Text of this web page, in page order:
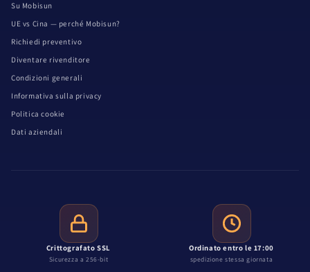
Su Mobisun
UE vs Cina — perché Mobisun?
Richiedi preventivo
Diventare rivenditore
Condizioni generali
Informativa sulla privacy
Politica cookie
Dati aziendali
Crittografato SSL
Sicurezza a 256-bit
Ordinato entro le 17:00
spedizione stessa giornata